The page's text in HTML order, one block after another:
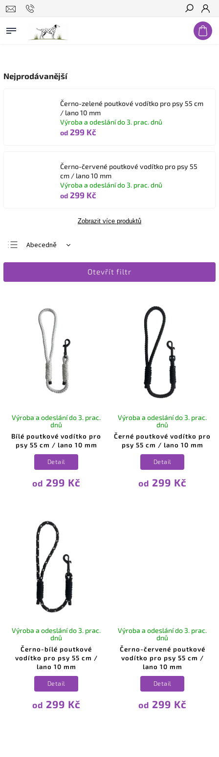
Hledat
Nejprodávanější
Černo-zelené poutkové vodítko pro psy 55 cm
/ lano 10 mm
Výroba a odeslání do 3. prac. dnů
od 299 Kč
Černo-červené poutkové vodítko pro psy 55
cm / lano 10 mm
Výroba a odeslání do 3. prac. dnů
od 299 Kč
Zobrazit více produktů
Abecedně
Nejlevnější
Otevřít filtr
Bílé poutkové vodítko pro
psy 55 cm / lano 10 mm
Výroba a odeslání do 3. prac.
dnů
od 299 Kč
Detail
Černé poutkové vodítko pro
psy 55 cm / lano 10 mm
Výroba a odeslání do 3. prac.
dnů
od 299 Kč
Detail
Černo-bílé poutkové
vodítko pro psy 55 cm /
lano 10 mm
Výroba a odeslání do 3. prac.
dnů
od 299 Kč
Detail
Černo-červené poutkové
vodítko pro psy 55 cm /
lano 10 mm
Výroba a odeslání do 3. prac.
dnů
od 299 Kč
Detail